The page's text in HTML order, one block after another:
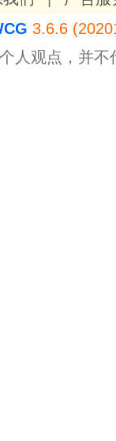
3.6.6
人观点，并